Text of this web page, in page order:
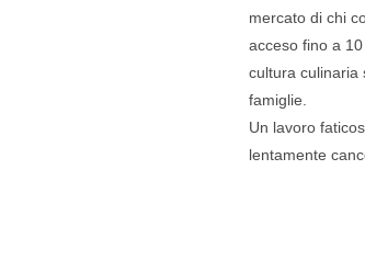
mercato di chi
acceso fino a
cultura culinaria
famiglie.
Un lavoro
lentamente